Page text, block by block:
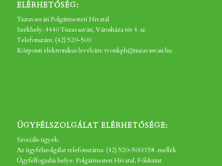
ELÉRHETŐSÉG:
Tiszavasvári Polgármesteri Hivatal
Székhely: 4440 Tiszavasvári, Városháza tér 4. sz.
Telefonszám: (42) 520-500
Központi elektronikus levélcím: tvonkph@tiszavasvari.hu
ÜGYFÉLSZOLGÁLAT ELÉRHETŐSÉGE:
Szociális ügyek:
Az ügyfélszolgálat telefonszáma: (42) 520-500/158. mellék
Ügyfélfogadás helye: Polgármesteri Hivatal, Földszint